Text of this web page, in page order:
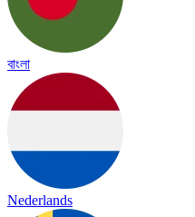
বাংলা
Nederlands